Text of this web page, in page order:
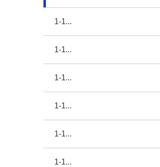
1-1...
1-1...
1-1...
1-1...
1-1...
1-1...